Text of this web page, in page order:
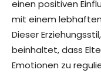
einen positiven
mit einem
Dieser
beinhaltet, dass
Emotionen zu